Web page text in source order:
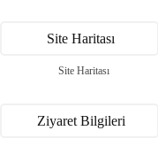
Site Haritası
Site Haritası
Ziyaret Bilgileri